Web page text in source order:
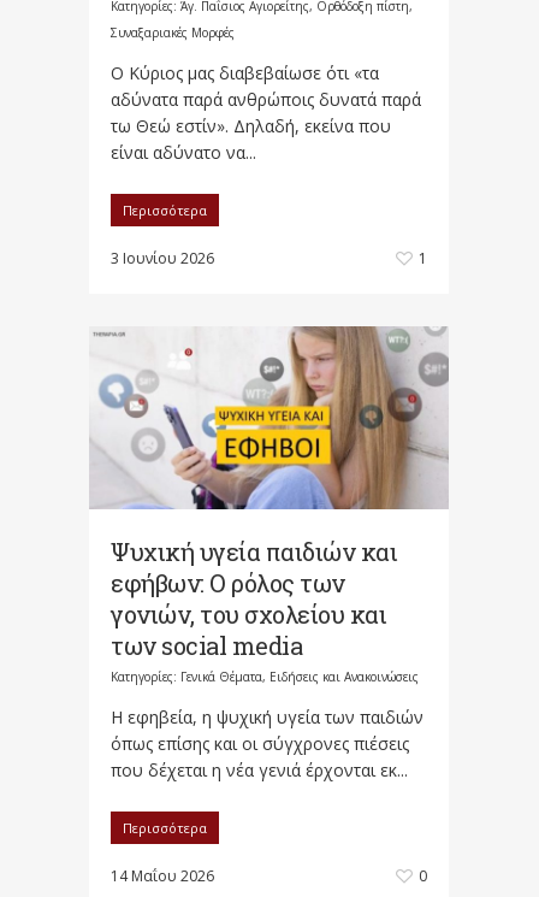
Κατηγορίες: Άγ. Παΐσιος Αγιορείτης, Ορθόδοξη πίστη,
Συναξαριακές Μορφές
Ο Κύριος μας διαβεβαίωσε ότι «τα
αδύνατα παρά ανθρώποις δυνατά παρά
τω Θεώ εστίν». Δηλαδή, εκείνα που
είναι αδύνατο να...
Περισσότερα
3 Ιουνίου 2026 1
Ψυχική υγεία παιδιών και
εφήβων: Ο ρόλος των
γονιών, του σχολείου και
των social media
Κατηγορίες: Γενικά Θέματα, Ειδήσεις και Ανακοινώσεις
Η εφηβεία, η ψυχική υγεία των παιδιών
όπως επίσης και οι σύγχρονες πιέσεις
που δέχεται η νέα γενιά έρχονται εκ...
Περισσότερα
14 Μαΐου 2026 0